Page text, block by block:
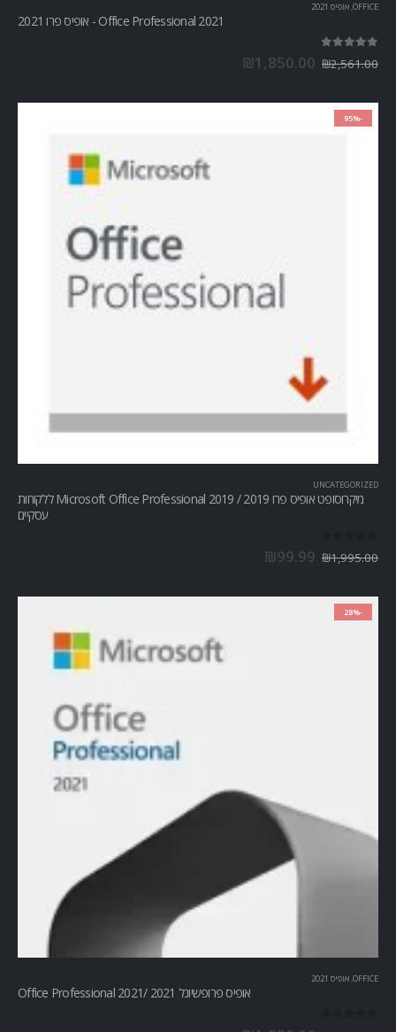
OFFICE
, אופיס 2021
Office Professional 2021 - אופיס פרו 2021
₪2,561.00
₪1,850.00
-95%
UNCATEGORIZED
מיקרוסופט אופיס פרו Microsoft Office Professional 2019 / 2019 ללקוחות
עסקיים
₪1,995.00
₪99.99
-28%
OFFICE
, אופיס 2021
אופיס פרופשיונל 2021 /Office Professional 2021